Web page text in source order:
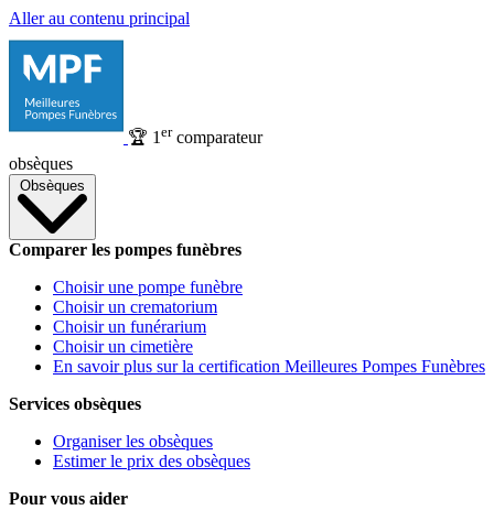
Aller au contenu principal
🏆 1 ercomparateur
obsèques
Obsèques
Comparer les pompes funèbres
Choisir une pompe funèbre
Choisir un crematorium
Choisir un funérarium
Choisir un cimetière
En savoir plus sur la certification Meilleures Pompes Funèbres
Services obsèques
Organiser les obsèques
Estimer le prix des obsèques
Pour vous aider